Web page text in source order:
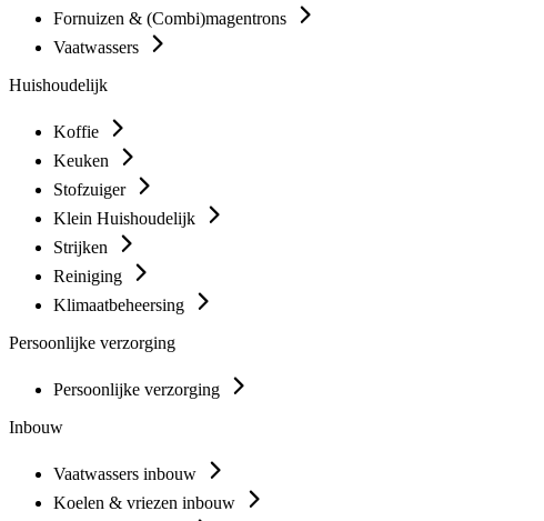
Fornuizen & (Combi)magentrons
Vaatwassers
Huishoudelijk
Koffie
Keuken
Stofzuiger
Klein Huishoudelijk
Strijken
Reiniging
Klimaatbeheersing
Persoonlijke verzorging
Persoonlijke verzorging
Inbouw
Vaatwassers inbouw
Koelen & vriezen inbouw